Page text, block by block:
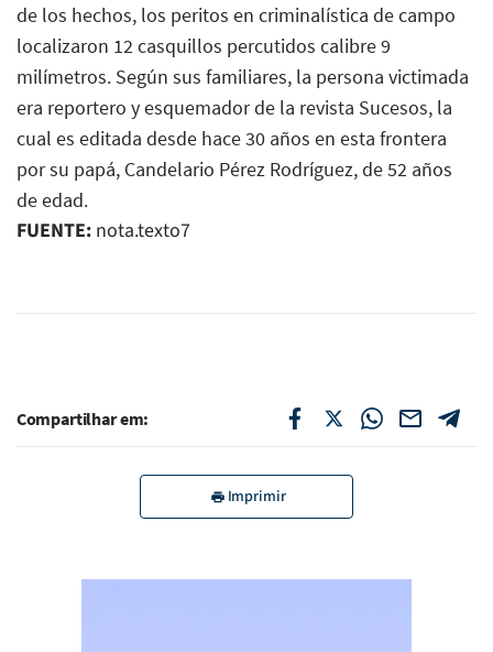
de los hechos, los peritos en criminalística de campo
localizaron 12 casquillos percutidos calibre 9
milímetros. Según sus familiares, la persona victimada
era reportero y esquemador de la revista Sucesos, la
cual es editada desde hace 30 años en esta frontera
por su papá, Candelario Pérez Rodríguez, de 52 años
de edad.
FUENTE: nota.texto7
Compartilhar em:
Imprimir